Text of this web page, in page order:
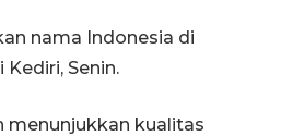
nama Indonesia di
Senin.
menunjukkan kualitas